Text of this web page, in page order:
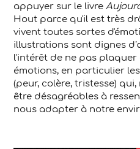
appuyer sur le livre
Hout parce qu'il est très
vivent toutes sortes
illustrations sont dignes
l'intérêt de ne pas
émotions, en particulier
(peur, colère, tristesse)
être désagréables à
nous adapter à notre